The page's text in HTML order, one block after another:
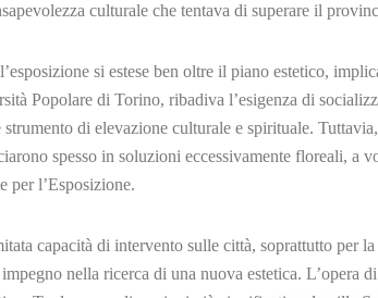
culturale che tentava di superare il
si estese ben oltre il piano estetico,
Popolare di Torino, ribadiva l’esigenza di
strumento di elevazione culturale e spirituale.
spesso in soluzioni eccessivamente floreali, a
per l’Esposizione.
capacità di intervento sulle città, soprattutto per
nella ricerca di una nuova estetica.